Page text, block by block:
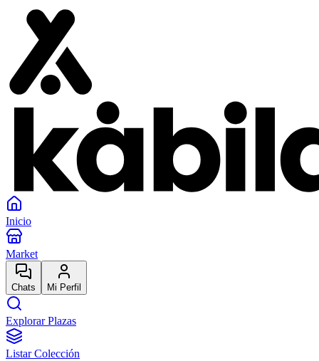
Inicio
Market
Chats Mi Perfil
Explorar Plazas
Listar Colección